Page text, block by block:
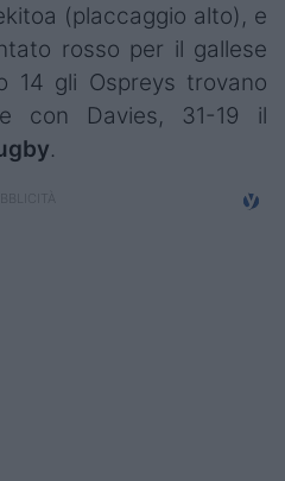
(placcaggio alto), e
rosso per il gallese
14 gli Ospreys trovano
con Davies, 31-19 il
.